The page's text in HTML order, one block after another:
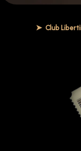
➤ Club